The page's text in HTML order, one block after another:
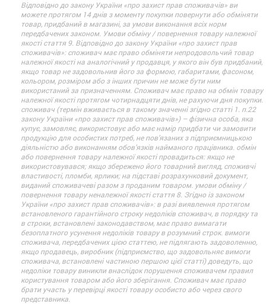
Відповідно до закону України «про захист прав споживачів» ви
можете протягом 14 днів з моменту покупки повернути або обміняти
товар, придбаний в магазині, за умови виконання всіх норм
передбачених законом. Умови обміну / повернення товару належної
якості стаття 9. Відповідно до закону України «про захист прав
споживачів»: споживач має право обміняти непродовольчий товар
належної якості на аналогічний у продавця, у якого він був придбаний,
якщо товар не задовольнив його за формою, габаритами, фасоном,
кольором, розміром або з інших причин не може бути ним
використаний за призначенням. Споживач має право на обмін товару
належної якості протягом чотирнадцяти днів, не рахуючи дня покупки.
споживач (термін вживається в такому значенні згідно статті 1. п.22
закону України «про захист прав споживачів») – фізична особа, яка
купує, замовляє, використовує або має намір придбати чи замовити
продукцію для особистих потреб, не пов’язаних з підприємницькою
діяльністю або виконанням обов’язків найманого працівника. обмін
або повернення товару належної якості провадиться: якщо не
використовувався; якщо збережено його товарний вигляд, споживчі
властивості, пломби, ярлики; на підставі розрахунковий документ,
виданий споживачеві разом з проданим товаром. умови обміну /
повернення товару неналежної якості стаття 8. Згідно із законом
України «про захист прав споживачів»: в разі виявлення протягом
встановленого гарантійного строку недоліків споживач, в порядку та
в строки, встановлені законодавством, має право вимагати
безоплатного усунення недоліків товару в розумний строк. вимоги
споживача, передбачених цією статтею, не підлягають задоволенню,
якщо продавець, виробник (підприємство, що задовольняє вимоги
споживача, встановлені частиною першою цієї статті) доведуть, що
недоліки товару виникли внаслідок порушення споживачем правил
користування товаром або його зберігання. Споживач має право
брати участь у перевірці якості товару особисто або через свого
представника.